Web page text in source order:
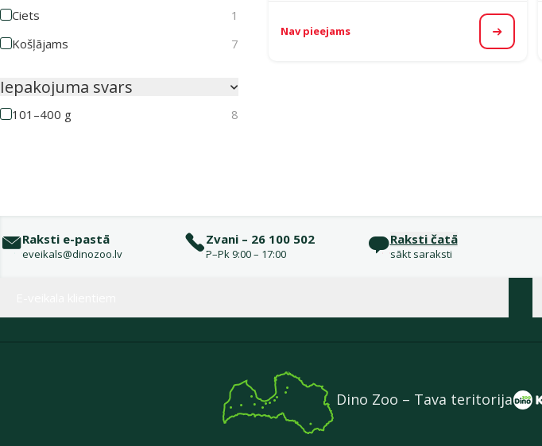
Ciets
1
Košļājams
7
Iepakojuma svars
101–400 g 8
Nav pieejams Apskatīt
Raksti e-pastā
eveikals@dinozoo.lv
Zvani – 26 100 502
P–Pk 9:00 – 17:00
Raksti čatā
sākt saraksti
Dino Zoo – Tava teritorija